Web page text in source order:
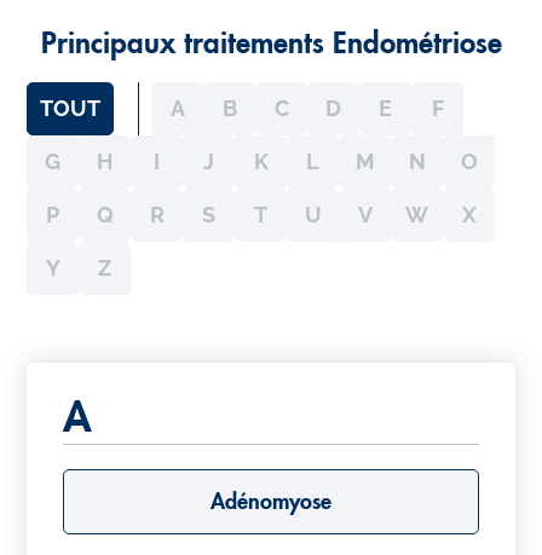
Principaux traitements Endométriose
TOUT A B C D E F
G H I J K L M N O
P Q R S T U V W X
Y Z
A
Adénomyose